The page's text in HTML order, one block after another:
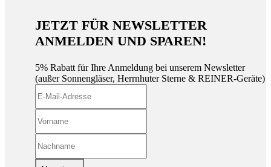
JETZT FÜR NEWSLETTER
ANMELDEN UND SPAREN!
5% Rabatt für Ihre Anmeldung bei unserem Newsletter
(außer Sonnengläser, Herrnhuter Sterne & REINER-Geräte)